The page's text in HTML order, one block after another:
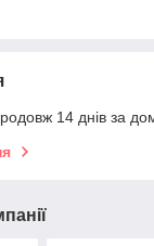
14 днів за